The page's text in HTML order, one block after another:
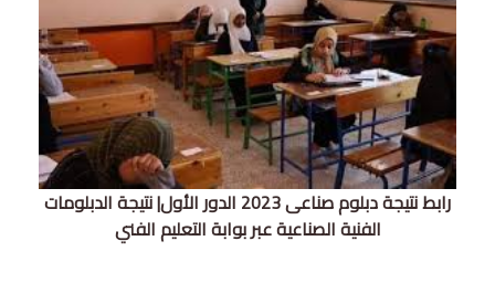
رابط نتيجة دبلوم صناعى 2023 الدور الأول| نتيجة الدبلومات
الفنية الصناعية عبر بوابة التعليم الفني